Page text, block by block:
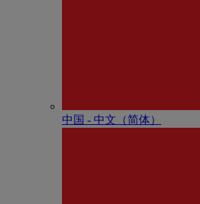
中国 - 中⽂（简体）